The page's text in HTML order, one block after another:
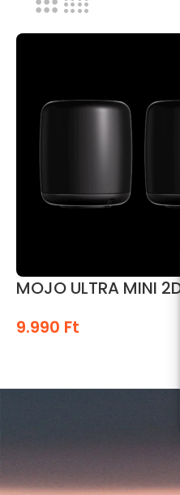
MOJO ULTRA MINI 2DB
9.990 Ft